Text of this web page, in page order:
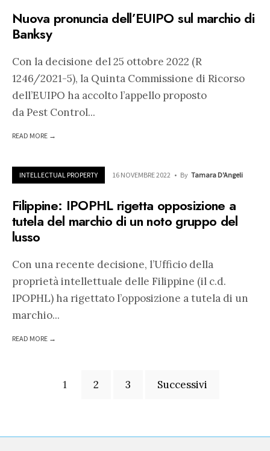
Nuova pronuncia dell’EUIPO sul marchio di
Banksy
Con la decisione del 25 ottobre 2022 (R
1246/2021-5), la Quinta Commissione di Ricorso
dell’EUIPO ha accolto l’appello proposto
da Pest Control...
READ MORE →
INTELLECTUAL PROPERTY 16 NOVEMBRE 2022 • By Tamara D'Angeli
Filippine: IPOPHL rigetta opposizione a
tutela del marchio di un noto gruppo del
lusso
Con una recente decisione, l’Ufficio della
proprietà intellettuale delle Filippine (il c.d.
IPOPHL) ha rigettato l’opposizione a tutela di un
marchio...
READ MORE →
Paginazione
1 2 3 Successivi